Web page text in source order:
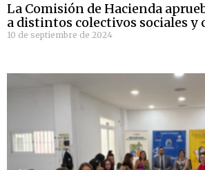
La Comisión de Hacienda
a distintos colectivos sociales y
10 de septiembre de 2024